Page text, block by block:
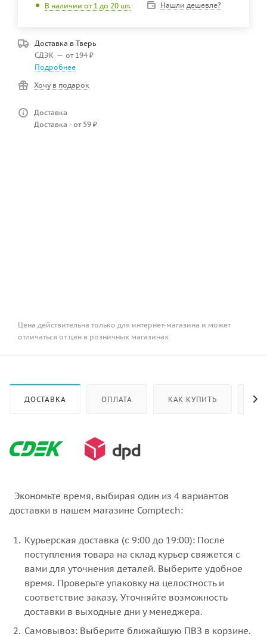
В наличии от 1 до 20 шт. Нашли дешевле?
Доставка в Тверь
СДЭК — от 194 ₽
Подробнее
Хочу в подарок
Доставка
Доставка - от 59 ₽
Цена действительна только для интернет-магазина и может
отличаться от цен в розничных магазинах
ДОСТАВКА ОПЛАТА КАК КУПИТЬ
Экономьте время, выбирая один из 4 вариантов
доставки в нашем магазине Comptech:
Курьерская доставка (с 9:00 до 19:00): После
поступления товара на склад курьер свяжется с
вами для уточнения деталей. Выберите удобное
время. Проверьте упаковку на целостность и
соответствие заказу. Уточняйте возможность
доставки в выходные дни у менеджера.
Самовывоз: Выберите ближайшую ПВЗ в корзине.